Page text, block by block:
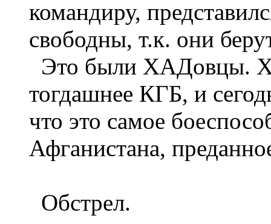
командиру,
свободны, т.к. они
Это были ХАДовцы.
тогдашнее КГБ, и
что это самое
Афганистана,
Обстрел.